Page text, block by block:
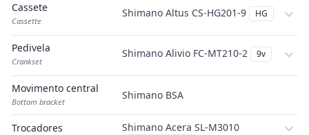
Cassete
Cassette
Shimano Altus CS-HG201-9 HG
Pedivela
Crankset
Shimano Alivio FC-MT210-2 9v
Movimento central
Bottom bracket
Shimano BSA
Trocadores Shimano Acera SL-M3010